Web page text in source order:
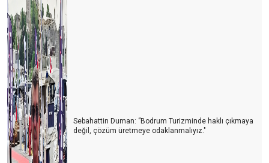
Sebahattin Duman: ‘’Bodrum Turizminde haklı çıkmaya
değil, çözüm üretmeye odaklanmalıyız."